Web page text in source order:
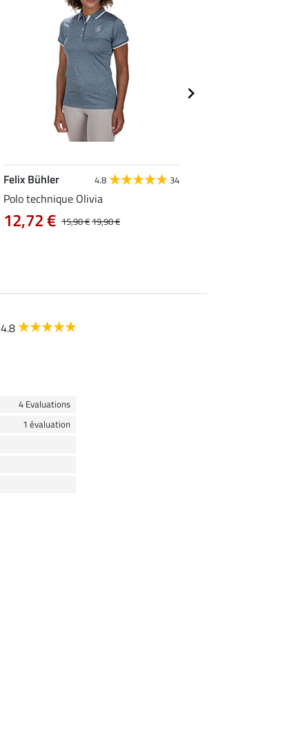
Felix Bühler 4.8 34
Polo technique Olivia
15,90 €19,90 €
12,72 €
4.8
4 Evaluations
1 évaluation